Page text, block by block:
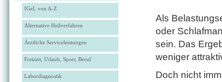
IGeL von A-Z
Alternative Heilverfahren
Ärztliche Serviceleistungen
Freizeit, Urlaub, Sport, Beruf
Labordiagnostik
Als
oder
sein. Das
weniger
Doch nicht